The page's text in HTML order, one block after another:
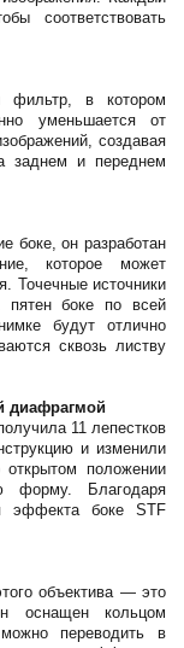
соответствовать
фильтр, в котором
уменьшается от
создавая
заднем и переднем
боке, он разработан
которое может
Точечные источники
пятен боке по всей
будут отлично
сквозь листву
диафрагмой
11 лепестков
и изменили
положении
форму. Благодаря
эффекта боке STF
объектива — это
оснащен кольцом
переводить в